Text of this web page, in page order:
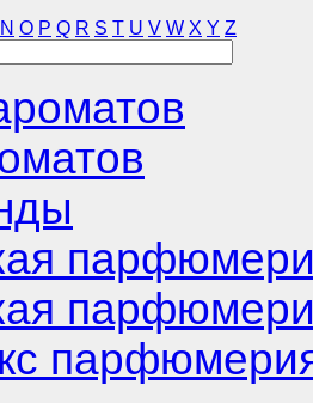
N O P Q R S T U V W X Y Z